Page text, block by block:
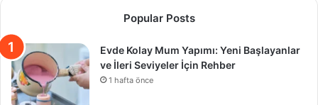
Popular Posts
Evde Kolay Mum Yapımı: Yeni Başlayanlar
ve İleri Seviyeler İçin Rehber
1 hafta önce